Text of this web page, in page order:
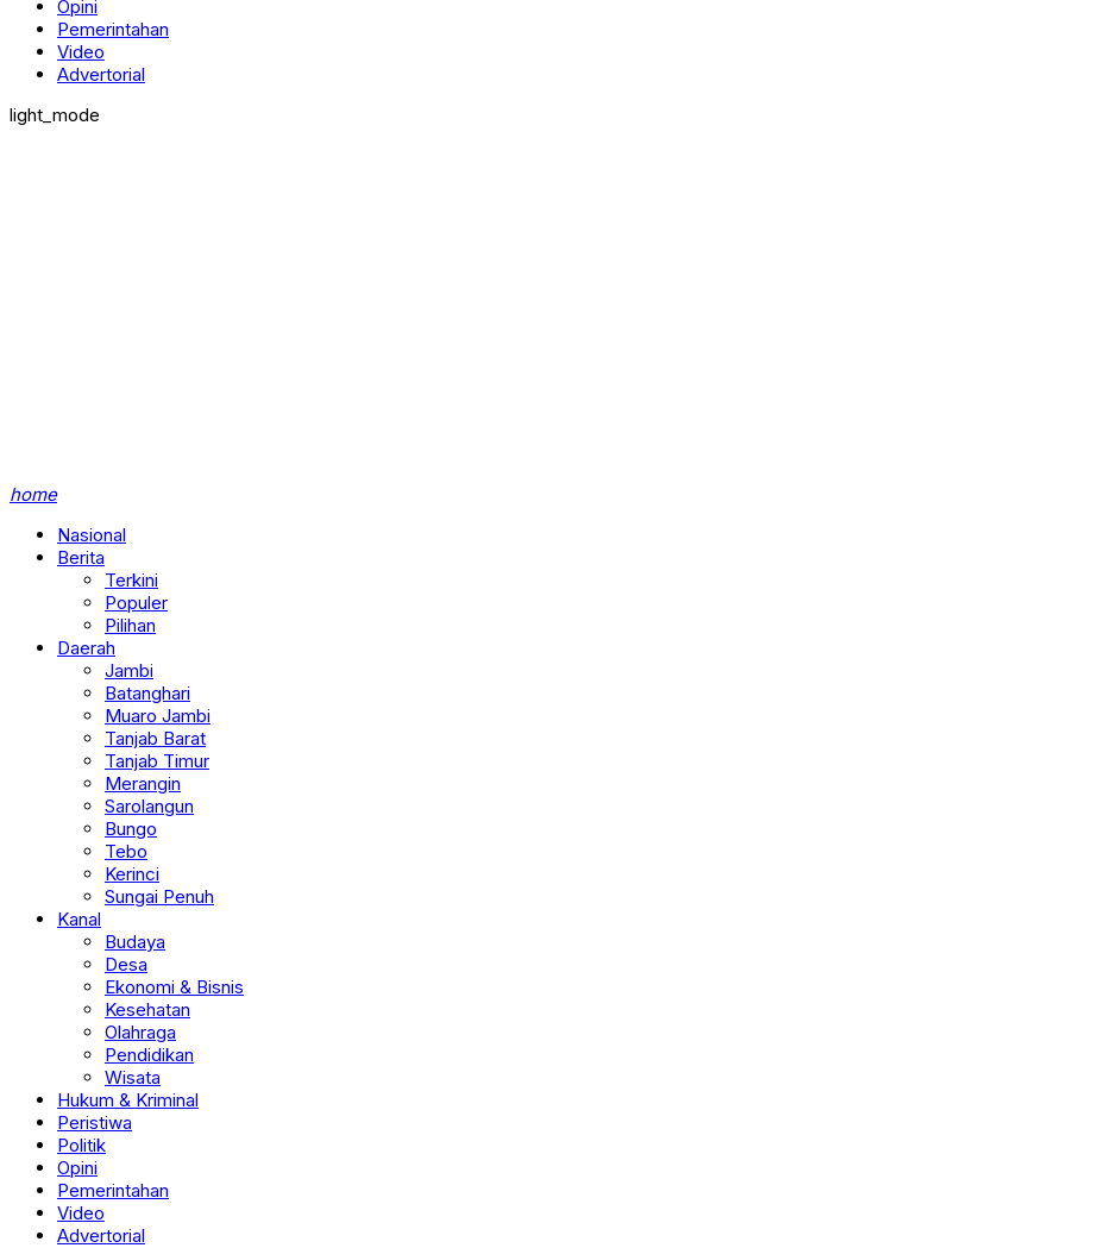
Opini
Pemerintahan
Video
Advertorial
light_mode
home
Nasional
Berita
Terkini
Populer
Pilihan
Daerah
Jambi
Batanghari
Muaro Jambi
Tanjab Barat
Tanjab Timur
Merangin
Sarolangun
Bungo
Tebo
Kerinci
Sungai Penuh
Kanal
Budaya
Desa
Ekonomi & Bisnis
Kesehatan
Olahraga
Pendidikan
Wisata
Hukum & Kriminal
Peristiwa
Politik
Opini
Pemerintahan
Video
Advertorial